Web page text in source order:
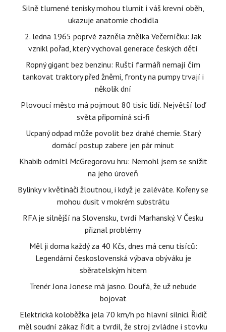
Silně tlumené tenisky mohou tlumit i váš krevní oběh,
ukazuje anatomie chodidla
2. ledna 1965 poprvé zazněla znělka Večerníčku: Jak
vznikl pořad, který vychoval generace českých dětí
Ropný gigant bez benzinu: Ruští farmáři nemají čím
tankovat traktory před žněmi, fronty na pumpy trvají i
několik dní
Plovoucí město má pojmout 80 tisíc lidí. Největší loď
světa připomíná sci-fi
Ucpaný odpad může povolit bez drahé chemie. Starý
domácí postup zabere jen pár minut
Khabib odmítl McGregorovu hru: Nemohl jsem se snížit
na jeho úroveň
Bylinky v květináči žloutnou, i když je zaléváte. Kořeny se
mohou dusit v mokrém substrátu
RFA je silnější na Slovensku, tvrdí Marhanský. V Česku
přiznal problémy
Měl ji doma každý za 40 Kčs, dnes má cenu tisíců:
Legendární československá výbava obýváku je
sběratelským hitem
Trenér Jona Jonese má jasno. Doufá, že už nebude
bojovat
Elektrická koloběžka jela 70 km/h po hlavní silnici. Řidič
měl soudní zákaz řídit a tvrdil, že stroj zvládne i stovku